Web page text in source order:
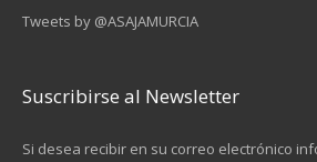
Tweets by @ASAJAMURCIA
Suscribirse al Newsletter
Si desea recibir en su correo electrónico